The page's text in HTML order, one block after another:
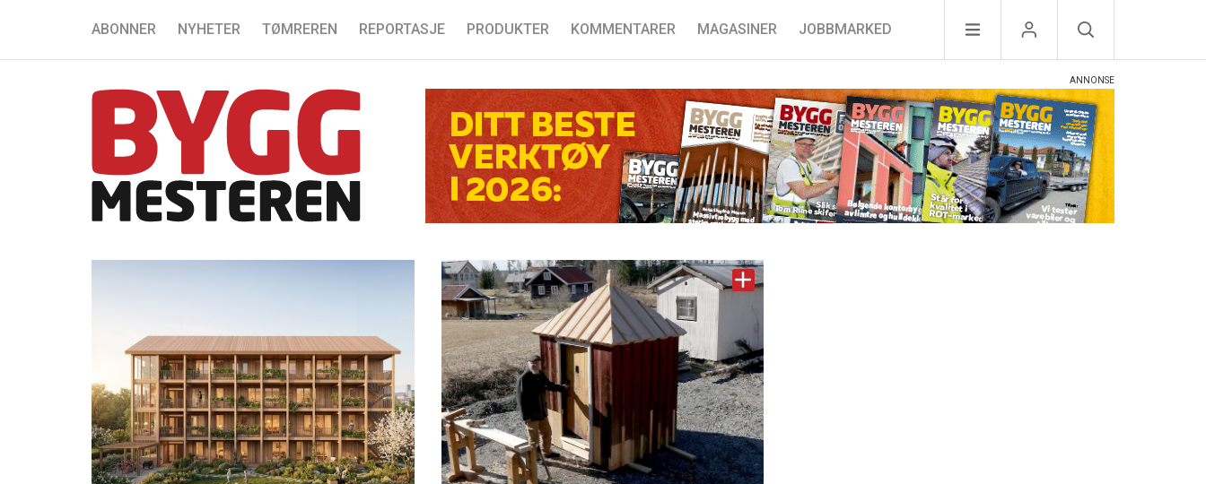
ABONNER NYHETER TØMREREN REPORTASJE PRODUKTER KOMMENTARER MAGASINER JOBBMARKED